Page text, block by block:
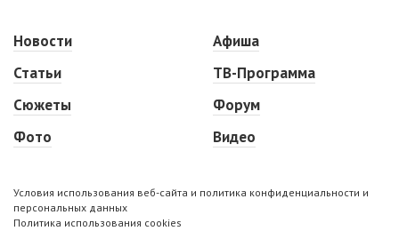
Новости
Статьи
Сюжеты
Фото
Афиша
ТВ-Программа
Форум
Видео
Условия использования веб-сайта и политика конфиденциальности и
персональных данных
Политика использования cookies